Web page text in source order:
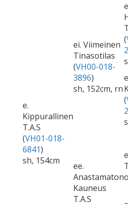
e.
Kippurallinen
T.A.S
(VH01-018-
6841)
sh, 154cm
ei. Viimeinen
Tinasotilas
(VH00-018-
3896)
sh, 152cm, rn
(
(
ee.
Anastamaton
Kauneus
T.A.S